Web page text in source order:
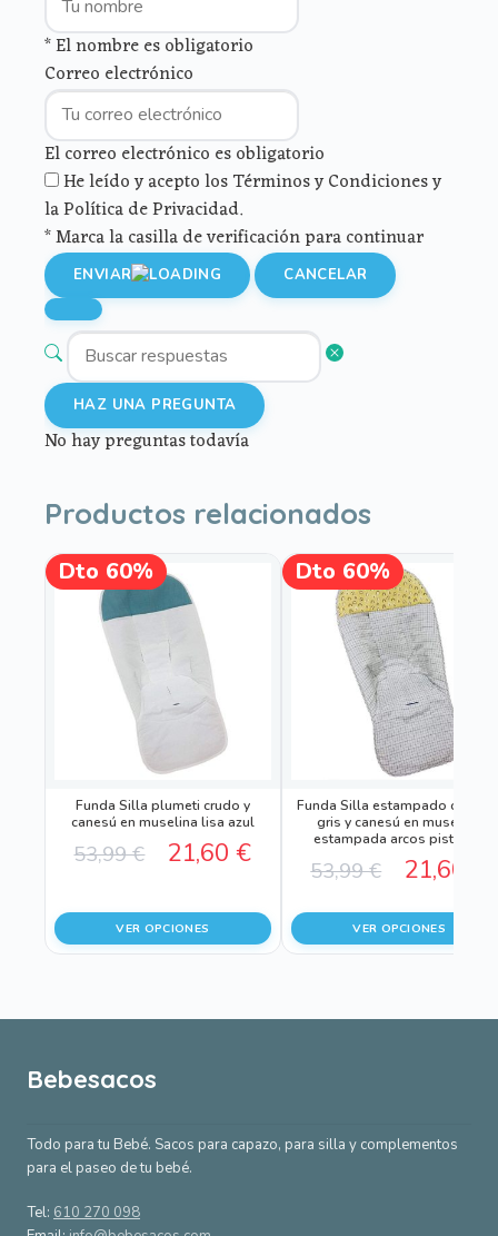
* El nombre es obligatorio
Correo electrónico
El correo electrónico es obligatorio
He leído y acepto los Términos y Condiciones y
la Política de Privacidad.
* Marca la casilla de verificación para continuar
ENVIAR CANCELAR
HAZ UNA PREGUNTA
No hay preguntas todavía
Productos relacionados
Dto 60%
Funda Silla plumeti crudo y
canesú en muselina lisa azul
¡OFERTA!
53,99€
El
original
53,99 €.
21,60€El
actual
21,60 €.
VER OPCIONES
Este
producto
múltiples
variantes.
elegir
de
Dto 60%
Funda Silla estampado
gris y canesú en muselina
estampada arcos pistacho
¡OFERTA!
53,99€
El
precio
original
53,99 €.
21,60
VER OPCIONES
Este
producto
múltiples
variantes.
elegir
de
Bebesacos
Todo para tu Bebé. Sacos para capazo, para silla y complementos
para el paseo de tu bebé.
Tel: 610 270 098